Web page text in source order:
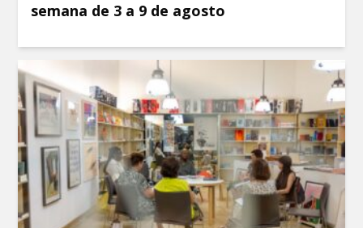
semana de 3 a 9 de agosto